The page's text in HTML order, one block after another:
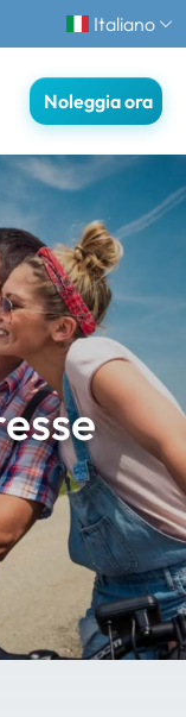
Italiano
Noleggia ora